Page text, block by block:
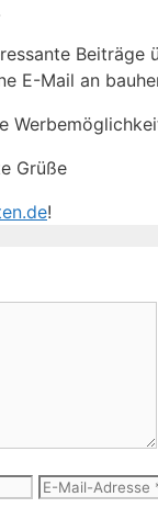
Beiträge
E-Mail an
Grüße
!
E-